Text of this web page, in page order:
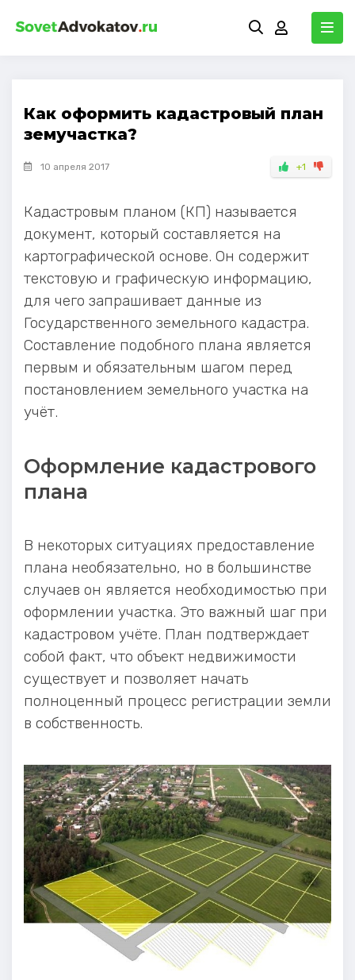
Как оформить кадастровый план
земучастка?
10 апреля 2017 +1
Кадастровым планом (КП) называется
документ, который составляется на
картографической основе. Он содержит
текстовую и графическую информацию,
для чего запрашивает данные из
Государственного земельного кадастра.
Составление подобного плана является
первым и обязательным шагом перед
постановлением земельного участка на
учёт.
Оформление кадастрового
плана
В некоторых ситуациях предоставление
плана необязательно, но в большинстве
случаев он является необходимостью при
оформлении участка. Это важный шаг при
кадастровом учёте. План подтверждает
собой факт, что объект недвижимости
существует и позволяет начать
полноценный процесс регистрации земли
в собственность.